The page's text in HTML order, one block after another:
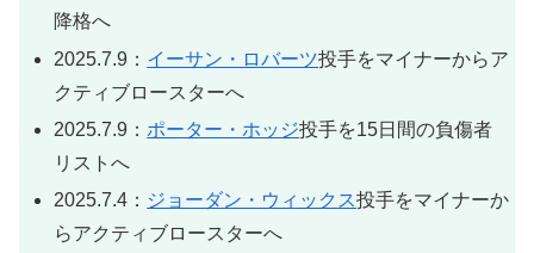
降格へ
2025.7.9： イーサン・ロバーツ投手をマイナーからア
クティブロースターへ
2025.7.9： ポーター・ホッジ投手を15日間の負傷者
リストへ
2025.7.4： ジョーダン・ウィックス投手をマイナーか
らアクティブロースターへ